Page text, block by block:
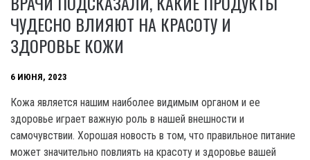
ЧУДЕСНО ВЛИЯЮТ НА КРАСОТУ И
ЗДОРОВЬЕ КОЖИ
6 ИЮНЯ, 2023
Кожа является нашим наиболее видимым органом и ее
здоровье играет важную роль в нашей внешности и
самочувствии. Хорошая новость в том, что правильное питание
может значительно повлиять на красоту и здоровье вашей